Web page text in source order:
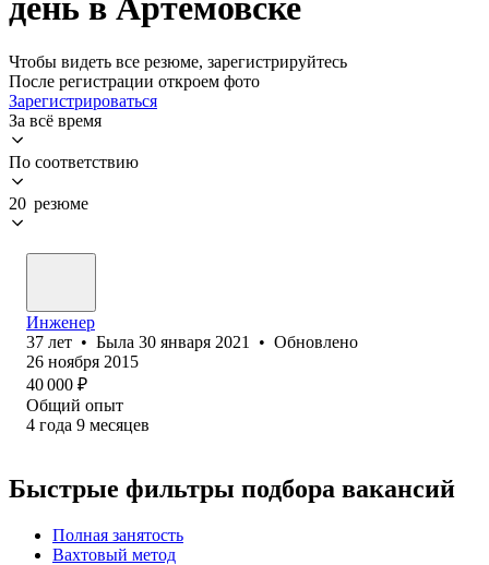
день в Артемовске
Чтобы видеть все резюме, зарегистрируйтесь
После регистрации откроем фото
Зарегистрироваться
За всё время
По соответствию
20 резюме
Инженер
37 лет • Была 30 января 2021 • Обновлено
26 ноября 2015
40 000 ₽
Общий опыт
4 года 9 месяцев
Быстрые фильтры подбора вакансий
Полная занятость
Вахтовый метод